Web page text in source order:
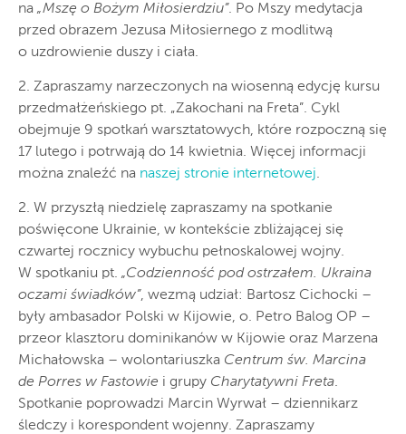
na „Mszę o Bożym Miłosierdziu”. Po Mszy medytacja
przed obrazem Jezusa Miłosiernego z modlitwą
o uzdrowienie duszy i ciała.
2. Zapraszamy narzeczonych na wiosenną edycję kursu
przedmałżeńskiego pt. „Zakochani na Freta”. Cykl
obejmuje 9 spotkań warsztatowych, które rozpoczną się
17 lutego i potrwają do 14 kwietnia. Więcej informacji
można znaleźć na naszej stronie internetowej.
2. W przyszłą niedzielę zapraszamy na spotkanie
poświęcone Ukrainie, w kontekście zbliżającej się
czwartej rocznicy wybuchu pełnoskalowej wojny.
W spotkaniu pt. „Codzienność pod ostrzałem. Ukraina
oczami świadków”, wezmą udział: Bartosz Cichocki –
były ambasador Polski w Kijowie, o. Petro Balog OP –
przeor klasztoru dominikanów w Kijowie oraz Marzena
Michałowska – wolontariuszka Centrum św. Marcina
de Porres w Fastowie i grupy Charytatywni Freta.
Spotkanie poprowadzi Marcin Wyrwał – dziennikarz
śledczy i korespondent wojenny. Zapraszamy